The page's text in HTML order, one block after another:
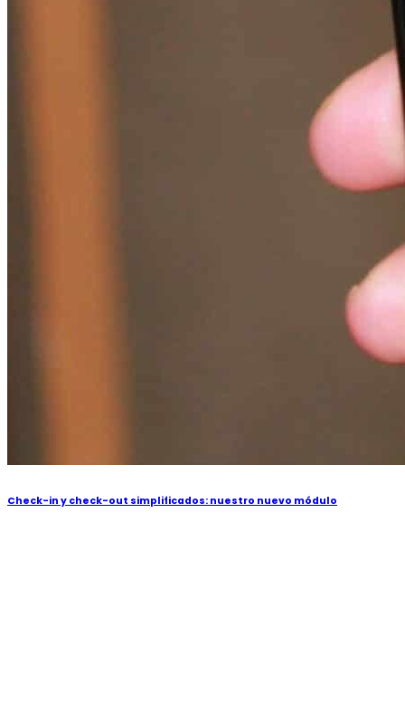
Check-in y check-out simplificados: nuestro nuevo módulo